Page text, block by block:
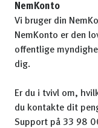
NemKonto
Vi bruger din
NemKonto er den
offentlige
dig.
Er du i tvivl om,
du kontakte dit
Support på 33 98